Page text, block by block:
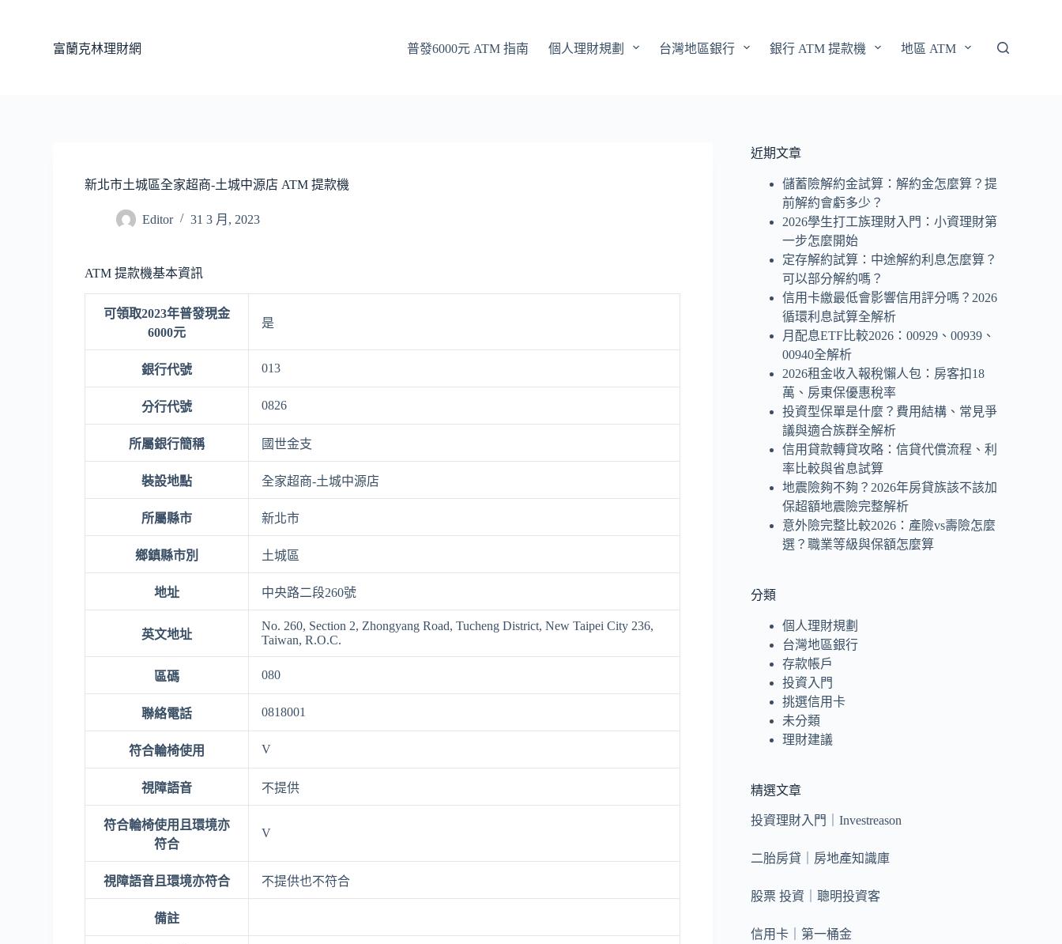
富蘭克林理財網 普發6000元 ATM 指南 個人理財規劃 台灣地區銀行 銀行 ATM 提款機 地區 ATM
新北市土城區全家超商-土城中源店 ATM 提款機
Editor 31 3 月, 2023
ATM 提款機基本資訊
可領取2023年普發現金
6000元
是
銀行代號 013
分行代號 0826
所屬銀行簡稱 國世金支
裝設地點 全家超商-土城中源店
所屬縣市 新北市
鄉鎮縣市別 土城區
地址 中央路二段260號
英文地址
No. 260, Section 2, Zhongyang Road, Tucheng District, New Taipei City 236,
Taiwan, R.O.C.
區碼 080
聯絡電話 0818001
符合輪椅使用 V
視障語音 不提供
符合輪椅使用且環境亦
符合
V
視障語音且環境亦符合 不提供也不符合
備註
近期文章
儲蓄險解約金試算：解約金怎麼算？提
前解約會虧多少？
2026學生打工族理財入門：小資理財第
一步怎麼開始
定存解約試算：中途解約利息怎麼算？
可以部分解約嗎？
信用卡繳最低會影響信用評分嗎？2026
循環利息試算全解析
月配息ETF比較2026：00929、00939、
00940全解析
2026租金收入報稅懶人包：房客扣18
萬、房東保優惠稅率
投資型保單是什麼？費用結構、常見爭
議與適合族群全解析
信用貸款轉貸攻略：信貸代償流程、利
率比較與省息試算
地震險夠不夠？2026年房貸族該不該加
保超額地震險完整解析
意外險完整比較2026：產險vs壽險怎麼
選？職業等級與保額怎麼算
分類
個人理財規劃
台灣地區銀行
存款帳戶
投資入門
挑選信用卡
未分類
理財建議
精選文章
投資理財入門｜Investreason
二胎房貸｜房地產知識庫
股票 投資｜聰明投資客
信用卡｜第一桶金